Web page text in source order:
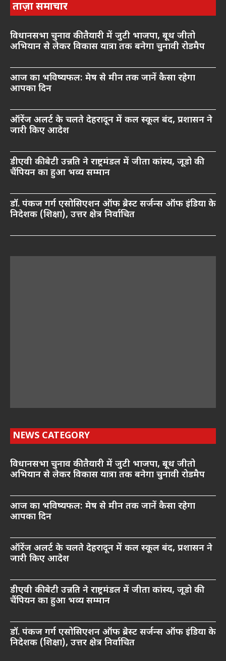
ताज़ा समाचार
विधानसभा चुनाव की तैयारी में जुटी भाजपा, बूथ जीतो
अभियान से लेकर विकास यात्रा तक बनेगा चुनावी रोडमैप
आज का भविष्यफल: मेष से मीन तक जानें कैसा रहेगा
आपका दिन
ऑरेंज अलर्ट के चलते देहरादून में कल स्कूल बंद, प्रशासन ने
जारी किए आदेश
डीएवी की बेटी उन्नति ने राष्ट्रमंडल में जीता कांस्य, जूडो की
चैंपियन का हुआ भव्य सम्मान
डॉ. पंकज गर्ग एसोसिएशन ऑफ ब्रेस्ट सर्जन्स ऑफ इंडिया के
निदेशक (शिक्षा), उत्तर क्षेत्र निर्वाचित
NEWS CATEGORY
विधानसभा चुनाव की तैयारी में जुटी भाजपा, बूथ जीतो
अभियान से लेकर विकास यात्रा तक बनेगा चुनावी रोडमैप
आज का भविष्यफल: मेष से मीन तक जानें कैसा रहेगा
आपका दिन
ऑरेंज अलर्ट के चलते देहरादून में कल स्कूल बंद, प्रशासन ने
जारी किए आदेश
डीएवी की बेटी उन्नति ने राष्ट्रमंडल में जीता कांस्य, जूडो की
चैंपियन का हुआ भव्य सम्मान
डॉ. पंकज गर्ग एसोसिएशन ऑफ ब्रेस्ट सर्जन्स ऑफ इंडिया के
निदेशक (शिक्षा), उत्तर क्षेत्र निर्वाचित